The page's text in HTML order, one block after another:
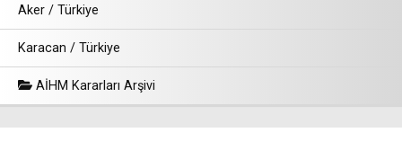
Aker / Türkiye
Karacan / Türkiye
AİHM Kararları Arşivi